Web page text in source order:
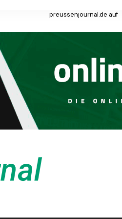
preussenjournal.de auf